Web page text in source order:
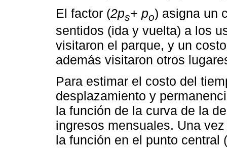
El factor (2ps+ po) asigna un
sentidos (ida y vuelta) a los
visitaron el parque, y un
además visitaron otros
Para estimar el costo del
desplazamiento y
la función de la curva de la
ingresos mensuales. Una
la función en el punto central (